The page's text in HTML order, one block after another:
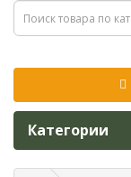
Категории